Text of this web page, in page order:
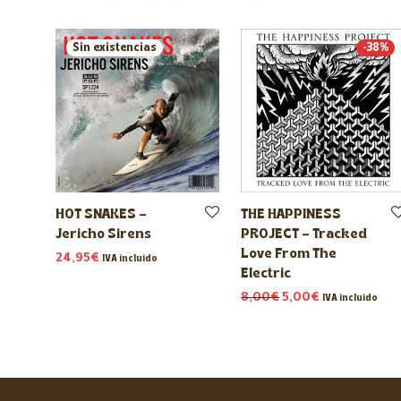
HOT SNAKES –
Jericho Sirens
24,95€ IVA incluido
-38%
THE HAPPINESS
PROJECT – Tracked
Love From The
Electric
8,00€ El precio original
5,00€ El precio
IVA incluido